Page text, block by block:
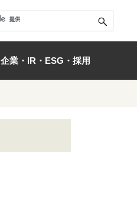
企業・IR・ESG・採用